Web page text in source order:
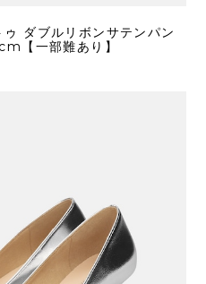
ダブルリボンサテンパン
【一部難あり】